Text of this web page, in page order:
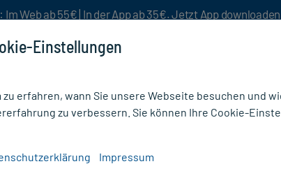
Web ab 55€ | In der App ab 35€. Jetzt App downloaden
Einstellungen
erfahren, wann Sie unsere Webseite besuchen und
zu verbessern. Sie können Ihre Cookie-
Impressum